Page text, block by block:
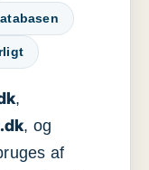
,
, og
af